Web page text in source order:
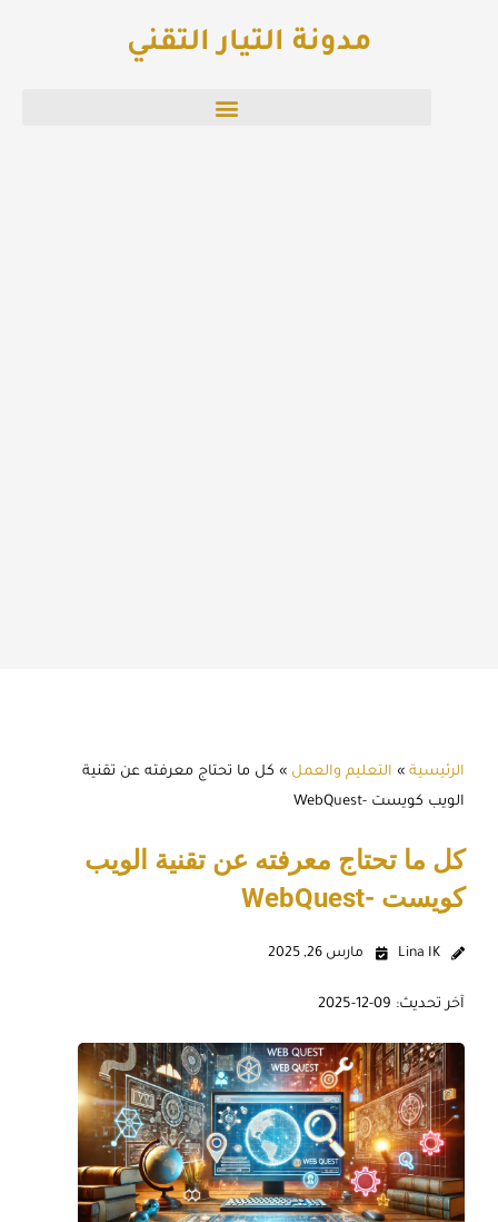
مدونة التيار التقني
الرئيسية » التعليم والعمل » كل ما تحتاج معرفته عن تقنية
الويب كويست -WebQuest
كل ما تحتاج معرفته عن تقنية الويب
كويست -WebQuest
Lina IK مارس 26, 2025
آخر تحديث: 09-12-2025